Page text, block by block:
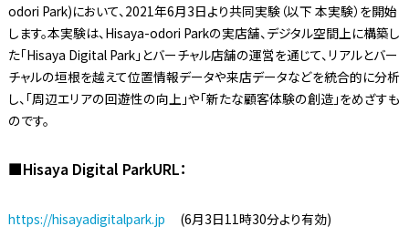
odori Park)において、2021年6月3日より共同実験（以下 本実験）を開始
します。本実験は、Hisaya-odori Parkの実店舗、デジタル空間上に構築し
た「Hisaya Digital Park」とバーチャル店舗の運営を通じて、リアルとバー
チャルの垣根を越えて位置情報データや来店データなどを統合的に分析
し、「周辺エリアの回遊性の向上」や「新たな顧客体験の創造」をめざすも
のです。
■Hisaya Digital ParkURL：
https://hisayadigitalpark.jp (6月3日11時30分より有効)